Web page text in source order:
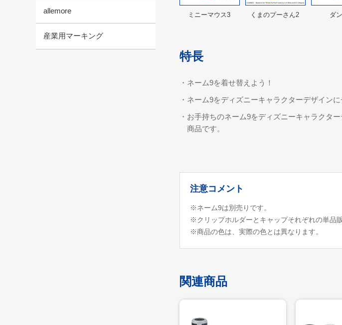
allemore
産業用マーキング
ミニーマウス3 くまのプーさん2 ダ
特長
・ネーム9を着せ替えよう！
・ネーム9をディズニーキャラクターデザインに
・お手持ちのネーム9をディズニーキャラクタ
商品です。
注意コメント
※ネーム9は別売りです。
※クリップホルダーとキャップそれぞれの単品
※商品の色は、実際の色とは異なります。
関連商品